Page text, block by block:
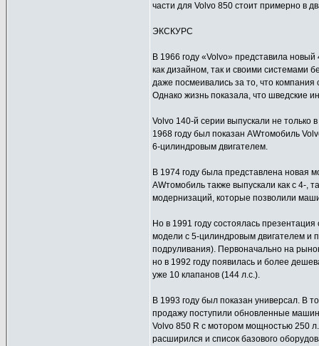
части для Volvo 850 стоит примерно в
ЭКСКУРС
В 1966 году «Volvo» представила
как дизайном, так и своими системами
даже посмеивались за то, что
Однако жизнь показала, что шведские
Volvo 140-й серии выпускали не только
1968 году был показан AWтомобиль
6-цилиндровым двигателем.
В 1974 году была представлена новая
AWтомобиль также выпускали как с 4-,
модернизаций, которые позволили
Но в 1991 году состоялась
модели с 5-цилиндровым двигателем и
подруливания). Первоначально на
но в 1992 году появилась и более
уже 10 клапанов (144 л.с.).
В 1993 году был показан универсал. В
продажу поступили обновленные
Volvo 850 R с мотором мощностью 250
расширился и список базового